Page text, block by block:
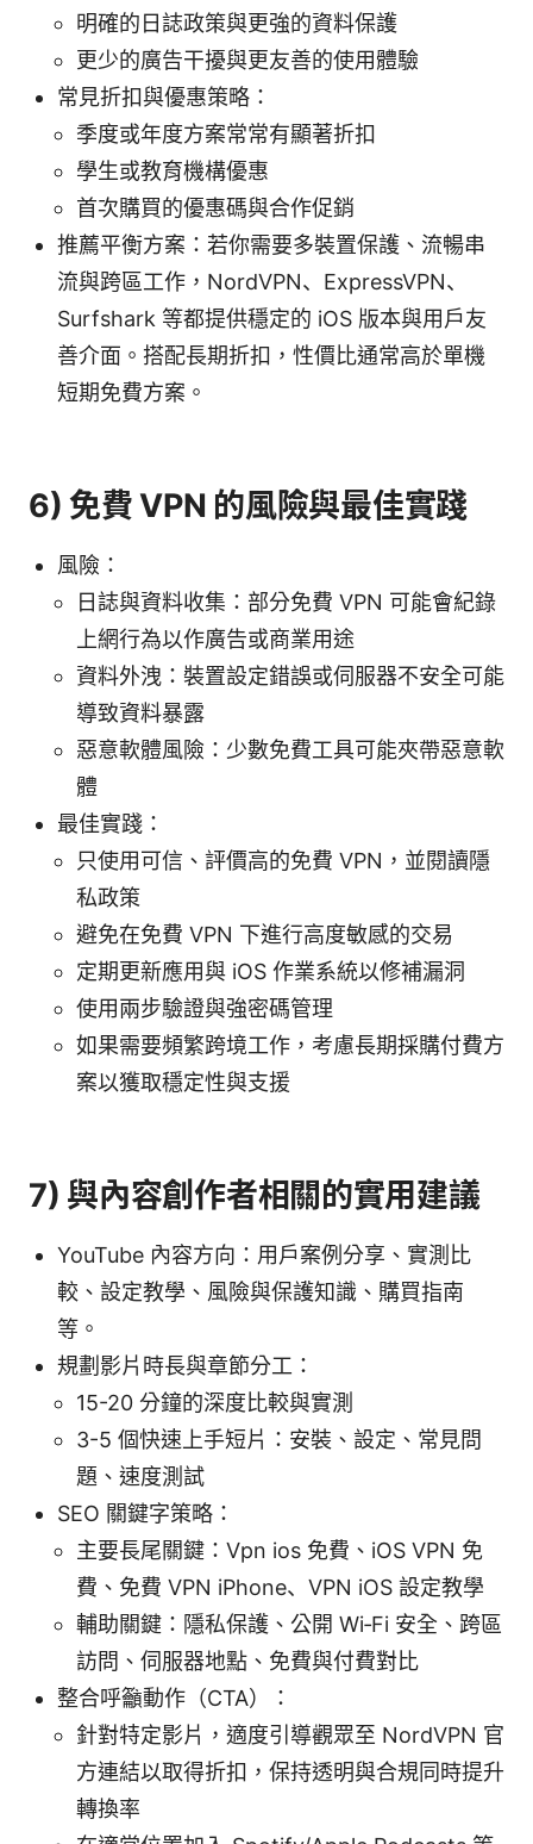
明確的日誌政策與更強的資料保護
更少的廣告干擾與更友善的使用體驗
常見折扣與優惠策略：
季度或年度方案常常有顯著折扣
學生或教育機構優惠
首次購買的優惠碼與合作促銷
推薦平衡方案：若你需要多裝置保護、流暢串
流與跨區工作，NordVPN、ExpressVPN、
Surfshark 等都提供穩定的 iOS 版本與用戶友
善介面。搭配長期折扣，性價比通常高於單機
短期免費方案。
6) 免費 VPN 的風險與最佳實踐
風險：
日誌與資料收集：部分免費 VPN 可能會紀錄
上網行為以作廣告或商業用途
資料外洩：裝置設定錯誤或伺服器不安全可能
導致資料暴露
惡意軟體風險：少數免費工具可能夾帶惡意軟
體
最佳實踐：
只使用可信、評價高的免費 VPN，並閱讀隱
私政策
避免在免費 VPN 下進行高度敏感的交易
定期更新應用與 iOS 作業系統以修補漏洞
使用兩步驗證與強密碼管理
如果需要頻繁跨境工作，考慮長期採購付費方
案以獲取穩定性與支援
7) 與內容創作者相關的實用建議
YouTube 內容方向：用戶案例分享、實測比
較、設定教學、風險與保護知識、購買指南
等。
規劃影片時長與章節分工：
15-20 分鐘的深度比較與實測
3-5 個快速上手短片：安裝、設定、常見問
題、速度測試
SEO 關鍵字策略：
主要長尾關鍵：Vpn ios 免費、iOS VPN 免
費、免費 VPN iPhone、VPN iOS 設定教學
輔助關鍵：隱私保護、公開 Wi‑Fi 安全、跨區
訪問、伺服器地點、免費與付費對比
整合呼籲動作（CTA）：
針對特定影片，適度引導觀眾至 NordVPN 官
方連結以取得折扣，保持透明與合規同時提升
轉換率